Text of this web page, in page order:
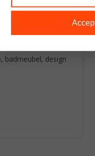
badmeubel, design